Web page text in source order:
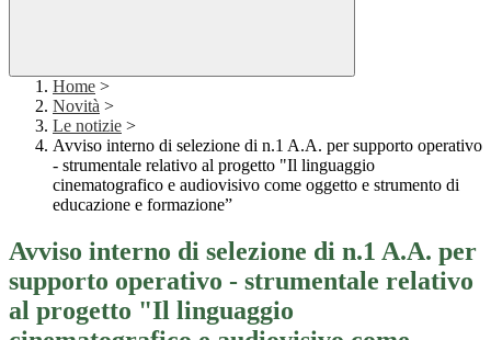
Home >
Novità >
Le notizie >
Avviso interno di selezione di n.1 A.A. per supporto operativo
- strumentale relativo al progetto "Il linguaggio
cinematografico e audiovisivo come oggetto e strumento di
educazione e formazione”
Avviso interno di selezione di n.1 A.A. per
supporto operativo - strumentale relativo
al progetto "Il linguaggio